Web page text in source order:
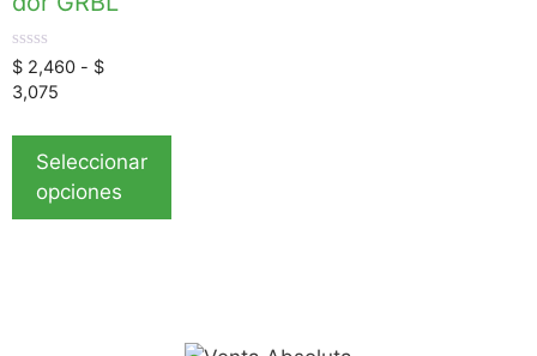
0
d
e
$ 2,460 - $
3,075
Seleccionar
opciones